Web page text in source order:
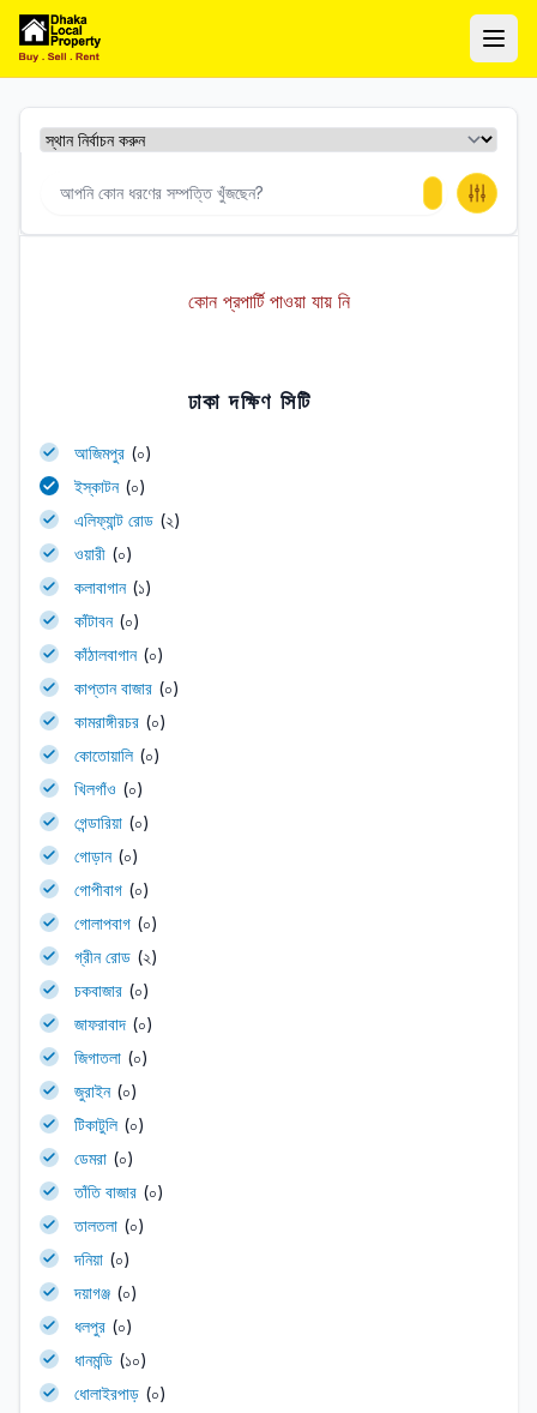
ঢাকা লোকাল প্রপার্টি
কোন প্রপার্টি পাওয়া যায় নি
ঢাকা দক্ষিণ সিটি
আজিমপুর (০)
ইস্কাটন (০)
এলিফ্যান্ট রোড (২)
ওয়ারী (০)
কলাবাগান (১)
কাঁটাবন (০)
কাঁঠালবাগান (০)
কাপ্তান বাজার (০)
কামরাঙ্গীরচর (০)
কোতোয়ালি (০)
খিলগাঁও (০)
গেন্ডারিয়া (০)
গোড়ান (০)
গোপীবাগ (০)
গোলাপবাগ (০)
গ্রীন রোড (২)
চকবাজার (০)
জাফরাবাদ (০)
জিগাতলা (০)
জুরাইন (০)
টিকাটুলি (০)
ডেমরা (০)
তাঁতি বাজার (০)
তালতলা (০)
দনিয়া (০)
দয়াগঞ্জ (০)
ধলপুর (০)
ধানমন্ডি (১০)
ধোলাইরপাড় (০)